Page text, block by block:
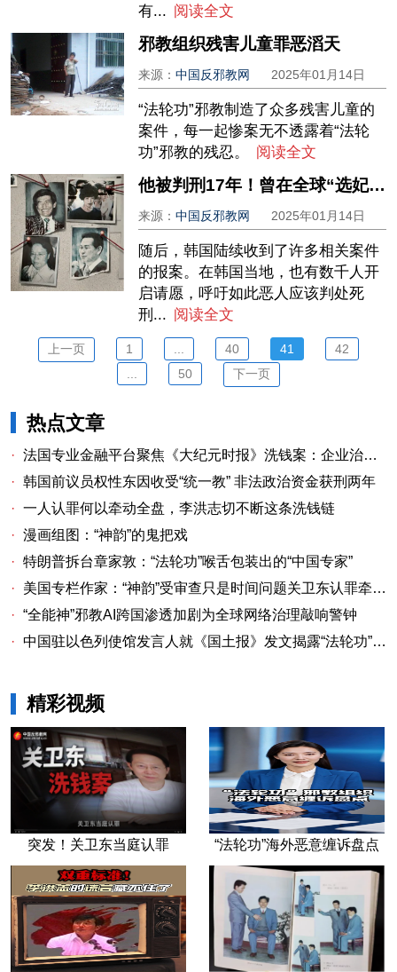
有... 阅读全文
邪教组织残害儿童罪恶滔天
来源：中国反邪教网 2025年01月14日
“法轮功”邪教制造了众多残害儿童的
案件，每一起惨案无不透露着“法轮
功”邪教的残忍。
阅读全文
他被判刑17年！曾在全球“选妃”，性侵上千人！中国香港女孩公开受侵害录音
来源：中国反邪教网 2025年01月14日
随后，韩国陆续收到了许多相关案件
的报案。在韩国当地，也有数千人开
启请愿，呼吁如此恶人应该判处死
刑... 阅读全文
上一页 1 40 41
42
50 下一页
热点文章
· 法国专业金融平台聚焦《大纪元时报》洗钱案：企业治理漏洞与监管警示
· 韩国前议员权性东因收受“统一教” 非法政治资金获刑两年
· 一人认罪何以牵动全盘，李洪志切不断这条洗钱链
· 漫画组图：“神韵”的鬼把戏
· 特朗普拆台章家敦：“法轮功”喉舌包装出的“中国专家”
·
美国专栏作家：“神韵”受审查只是时间问题关卫东认罪牵出与《大纪元时报》资金链条
· “全能神”邪教AI跨国渗透加剧为全球网络治理敲响警钟
· 中国驻以色列使馆发言人就《国土报》发文揭露“法轮功”邪教本质答记者问
精彩视频
突发！关卫东当庭认罪 “法轮功”海外恶意缠诉盘点